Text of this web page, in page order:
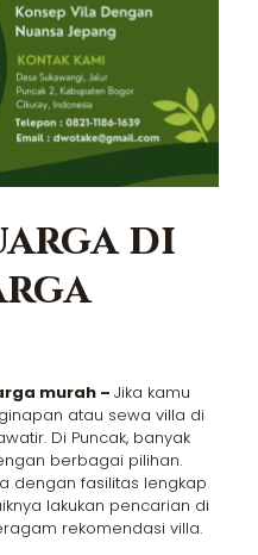
di
murah – Jika kamu
atau sewa villa di
Di Puncak, banyak
berbagai pilihan.
dengan fasilitas lengkap
lakukan pencarian di
rekomendasi villa.